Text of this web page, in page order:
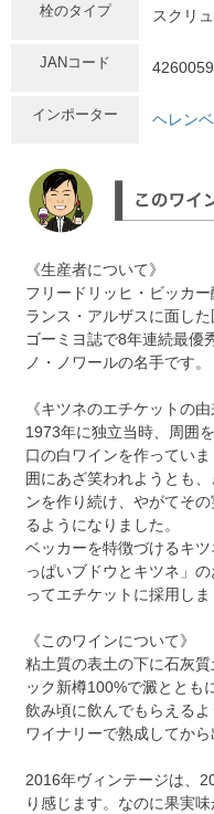
栓のタイプ スクリ
JANコード
インポーター ヘレン
《生産者について》
フリードリッヒ・ビッカ
ランス・アルザスに面した
ゴーミヨ誌で8年連続最優
ノ・ノワールの名手です。
《キツネのエチケットの由
1973年に独立当時、周囲
口の白ワインを作ってい
囲にあざ笑われようとも
ンを作り続け、やがてそ
るようになりました。
ベッカーを特徴づけるキ
っぱいブドウとキツネ」
ってエチケットに採用しま
《このワインについて》
粘土質の表土の下に石灰
ック新樽100%で澱ととも
飲み頃に飲んでもらえる
ワイナリーで熟成してから
2016年ヴィンテージは、
り感じます。なのに果実